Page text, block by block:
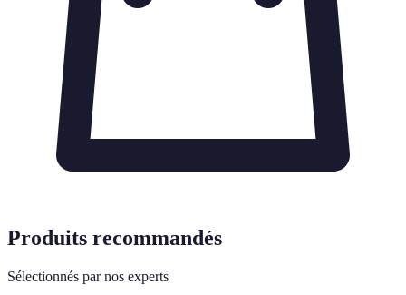
Produits recommandés
Sélectionnés par nos experts